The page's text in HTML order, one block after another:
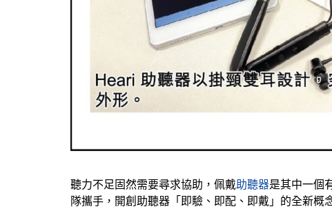
聽力不足固然需要尋求協助，佩戴助聽器是其中一個
隊攜手，開創助聽器「即驗、即配、即戴」的全新概